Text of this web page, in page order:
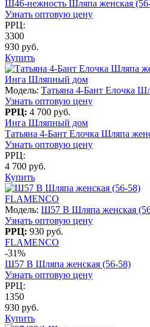
Ш46-нежность Шляпа женская
Узнать оптовую цену
РРЦ:
3300
930 руб.
Купить
Инга Шляпный дом
Модель: Татьяна 4-Бант Елочка
Узнать оптовую цену
РРЦ: 4 700 руб.
Инга Шляпный дом
Татьяна 4-Бант Елочка Шляпа
Узнать оптовую цену
РРЦ:
4 700 руб.
Купить
FLAMENCO
Модель: Ш57 В Шляпа женская
Узнать оптовую цену
РРЦ: 930 руб.
FLAMENCO
-31%
Ш57 В Шляпа женская (56-58)
Узнать оптовую цену
РРЦ:
1350
930 руб.
Купить